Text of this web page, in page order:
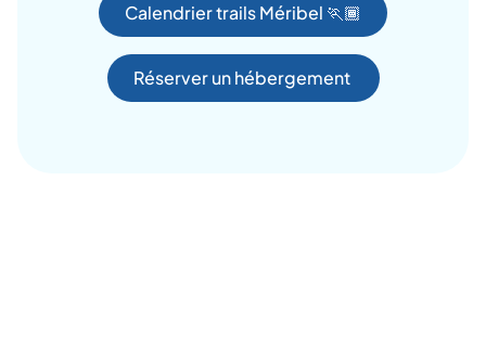
Calendrier trails Méribel 🏃🏾
Réserver un hébergement